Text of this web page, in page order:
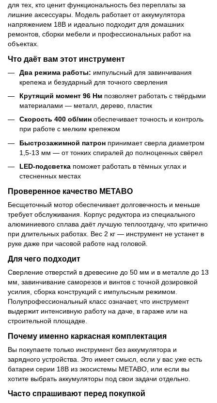
для тех, кто ценит функциональность без переплаты за
лишние аксессуары. Модель работает от аккумулятора
напряжением 18В и идеально подходит для домашних
ремонтов, сборки мебели и профессиональных работ на
объектах.
Что даёт вам этот инструмент
Два режима работы: импульсный для завинчивания
крепежа и безударный для точного сверления
Крутящий момент 96 Нм позволяет работать с твёрдыми
материалами — металл, дерево, пластик
Скорость 400 об/мин обеспечивает точность и контроль
при работе с мелким крепежом
Быстрозажимной патрон принимает сверла диаметром
1,5-13 мм — от тонких спиралей до полноценных свёрел
LED-подсветка поможет работать в тёмных углах и
стесненных местах
Проверенное качество METABO
Бесщеточный мотор обеспечивает долговечность и меньше
требует обслуживания. Корпус редуктора из специального
алюминиевого сплава даёт лучшую теплоотдачу, что критично
при длительных работах. Вес 2 кг — инструмент не устанет в
руке даже при часовой работе над головой.
Для чего подходит
Сверление отверстий в древесине до 50 мм и в металле до 13
мм, завинчивание саморезов и винтов с точной дозировкой
усилия, сборка конструкций с импульсным режимом.
Полупрофессиональный класс означает, что инструмент
выдержит интенсивную работу на даче, в гараже или на
строительной площадке.
Почему именно каркасная комплектация
Вы покупаете только инструмент без аккумулятора и
зарядного устройства. Это имеет смысл, если у вас уже есть
батареи серии 18В из экосистемы METABO, или если вы
хотите выбрать аккумуляторы под свои задачи отдельно.
Часто спрашивают перед покупкой